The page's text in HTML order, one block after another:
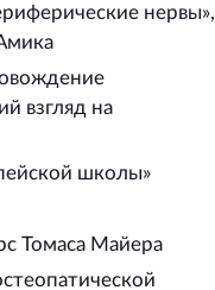
нервы»,
взгляд на
школы»
Томаса Майера